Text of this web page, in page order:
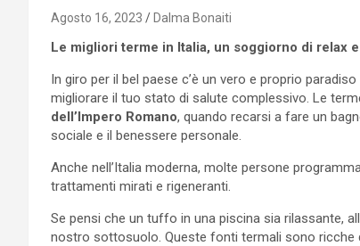
Agosto 16, 2023 Dalma Bonaiti
Le migliori terme in Italia, un soggiorno di relax
In giro per il bel paese c’è un vero e proprio
migliorare il tuo stato di salute complessivo. Le
dell’Impero Romano, quando recarsi a fare un
sociale e il benessere personale.
Anche nell’Italia moderna, molte persone
trattamenti mirati e rigeneranti.
Se pensi che un tuffo in una piscina sia rilassante,
nostro sottosuolo. Queste fonti termali sono ricche